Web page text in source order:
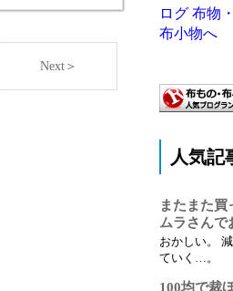
Next＞
人気記
またまた
ムラさんで
おかしい。 減らそうとしているはずなのに、増え
ていく…。
100均で裁